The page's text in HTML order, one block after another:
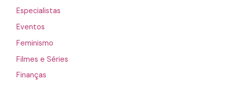
Especialistas
Eventos
Feminismo
Filmes e Séries
Finanças